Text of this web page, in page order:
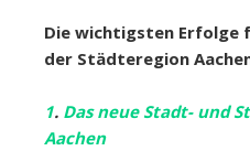
Die wichtigsten Erfolge
der Städteregion
1. Das neue Stadt- und
Aachen